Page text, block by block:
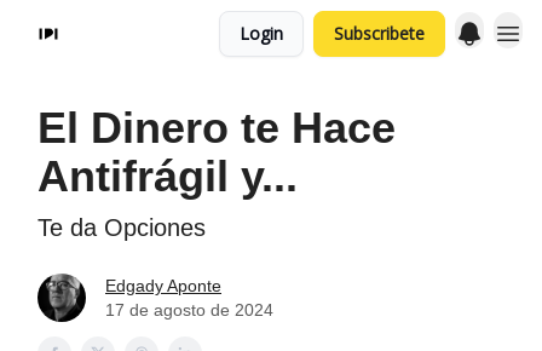
Login Subscribete
El Dinero te Hace
Antifrágil y...
Te da Opciones
Edgady Aponte
17 de agosto de 2024